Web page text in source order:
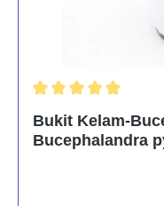
Bukit Kelam-
Bucephalandra